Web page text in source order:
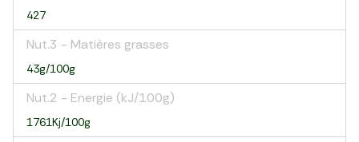
427
Nut.3 - Matières grasses
43g/100g
Nut.2 - Energie (kJ/100g)
1761Kj/100g